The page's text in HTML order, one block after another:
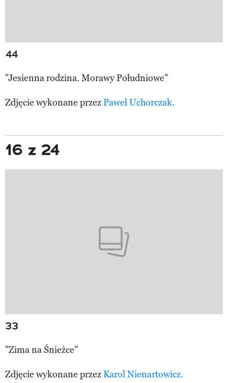
44
"Jesienna rodzina. Morawy Południowe"
Zdjęcie wykonane przezPaweł Uchorczak.
16 z 24
33
"Zima na Śnieżce"
Zdjęcie wykonane przez Karol Nienartowicz.